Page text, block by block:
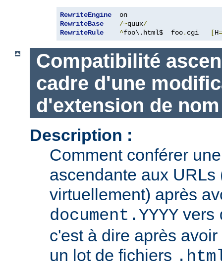
RewriteEngine
RewriteBase
/~quux/
RewriteRule
^foo\.html$  foo. cgi [H=
Compatibilité
cadre d'une
d'extension de
Description :
Comment conférer
ascendante aux URLs
virtuellement) après
document.YYYY vers
c'est à dire après
un lot de fichiers